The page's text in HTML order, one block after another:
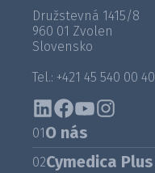
Družstevná 1415/8
960 01 Zvolen
Slovensko
Tel.: +421 45 540 00 40
01O nás
02Cymedica Plus